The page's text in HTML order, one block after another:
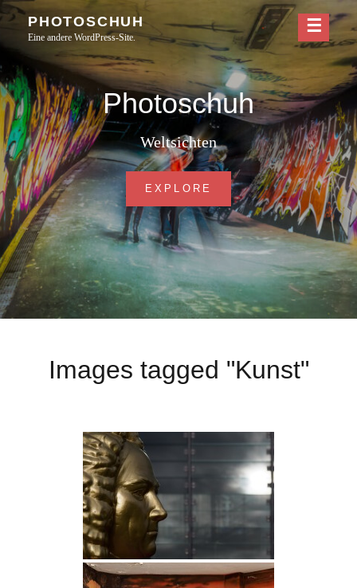
Skip
content
PHOTOSCHUH
Eine andere WordPress-Site.
Photoschuh
Weltsichten
EXPLORE PHOTOSCHUH
Images tagged "Kunst"